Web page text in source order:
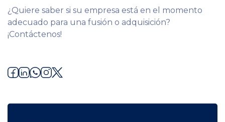
¿Quiere saber si su empresa está en el momento
adecuado para una fusión o adquisición?
¡Contáctenos!